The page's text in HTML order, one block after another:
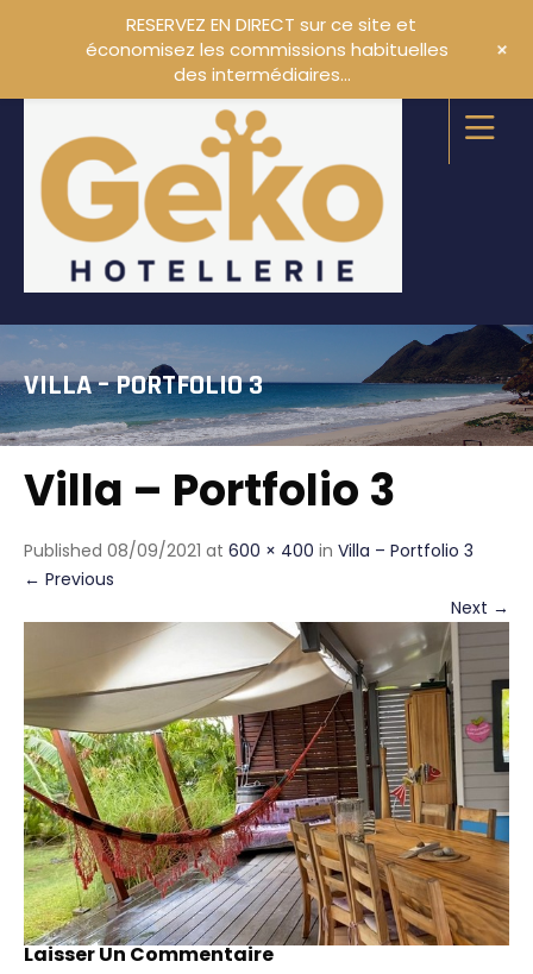
VILLA – PORTFOLIO 3
Villa – Portfolio 3
Published 08/09/2021 at 600 × 400 in Villa – Portfolio 3
← Previous
Next →
Laisser Un Commentaire
RESERVEZ EN DIRECT sur ce site et
économisez les commissions habituelles
des intermédiaires…
+